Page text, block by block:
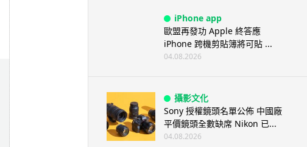
iPhone app
歐盟再發功 Apple 終答應
iPhone 跨機剪貼簿將可貼 ...
04.08.2026
攝影文化
Sony 授權鏡頭名單公佈 中國廠
平價鏡頭全數缺席 Nikon 已...
04.08.2026